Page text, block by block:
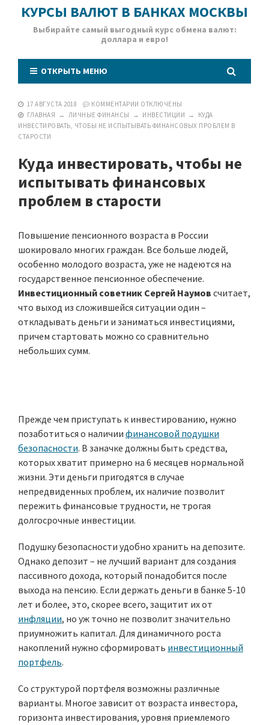
КУРСЫ ВАЛЮТ В БАНКАХ МОСКВЫ
Выбирайте самый выгодный курс обмена валют:
доллара и евро!
ОТКРЫТЬ МЕНЮ
17 АВГУСТА 2018 КОММЕНТАРИИ ОТКЛЮЧЕНЫ
ГЛАВНАЯ → ЛИЧНЫЕ ФИНАНСЫ → ИНВЕСТИЦИИ →
КУДА
ИНВЕСТИРОВАТЬ, ЧТОБЫ НЕ ИСПЫТЫВАТЬ ФИНАНСОВЫХ ПРОБЛЕМ В
СТАРОСТИ
Куда инвестировать, чтобы не
испытывать финансовых
проблем в старости
Повышение пенсионного возраста в России
шокировало многих граждан. Все больше людей,
особенно молодого возраста, уже не надеются на
государственное пенсионное обеспечение.
Инвестиционный советник Сергей Наумов считает,
что выход из сложившейся ситуации один –
откладывать деньги и заниматься инвестициями,
причем стартовать можно со сравнительно
небольших сумм.
Прежде чем приступать к инвестированию, нужно
позаботиться о наличии финансовой подушки
безопасности. В заначке должны быть средства,
которых хватит примерно на 6 месяцев нормальной
жизни. Эти деньги пригодятся в случае
непредвиденных проблем, их наличие позволит
пережить финансовые трудности, не трогая
долгосрочные инвестиции.
Подушку безопасности удобно хранить на депозите.
Однако депозит – не лучший вариант для создания
пассивного дохода, который понадобится после
выхода на пенсию. Если держать деньги в банке 5-10
лет и более, это, скорее всего, защитит их от
инфляции, но уж точно не позволит значительно
приумножить капитал. Для динамичного роста
накоплений нужно сформировать инвестиционный
портфель.
Со структурой портфеля возможны различные
варианты. Многое зависит от возраста инвестора,
горизонта инвестирования, уровня приемлемого